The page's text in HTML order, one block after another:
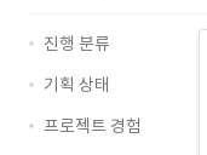
진행 분류
기획 상태
프로젝트 경험